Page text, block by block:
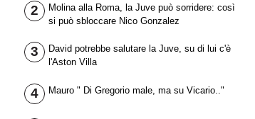
2
Molina alla Roma, la Juve può sorridere: così
si può sbloccare Nico Gonzalez
3
David potrebbe salutare la Juve, su di lui c'è
l'Aston Villa
4 Mauro " Di Gregorio male, ma su Vicario.."